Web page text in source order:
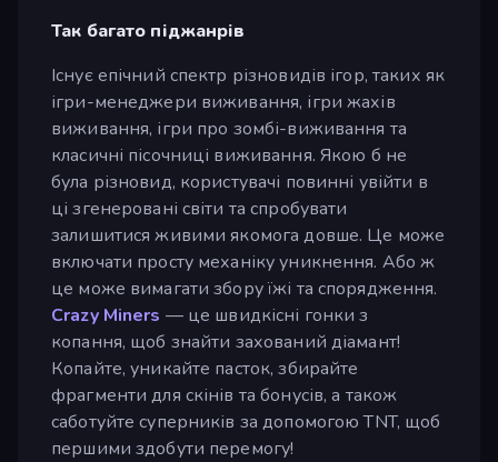
Так багато піджанрів
Існує епічний спектр різновидів ігор, таких як
ігри-менеджери виживання, ігри жахів
виживання, ігри про зомбі-виживання та
класичні пісочниці виживання. Якою б не
була різновид, користувачі повинні увійти в
ці згенеровані світи та спробувати
залишитися живими якомога довше. Це може
включати просту механіку уникнення. Або ж
це може вимагати збору їжі та спорядження.
Crazy Miners — це швидкісні гонки з
копання, щоб знайти захований діамант!
Копайте, уникайте пасток, збирайте
фрагменти для скінів та бонусів, а також
саботуйте суперників за допомогою TNT, щоб
першими здобути перемогу!